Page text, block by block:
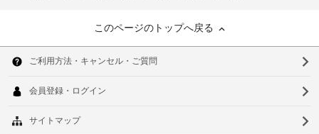
このページのトップへ戻る